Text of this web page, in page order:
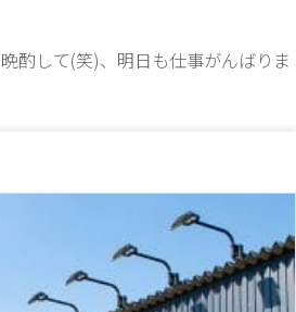
酌して(笑)、明日も仕事がんばりま